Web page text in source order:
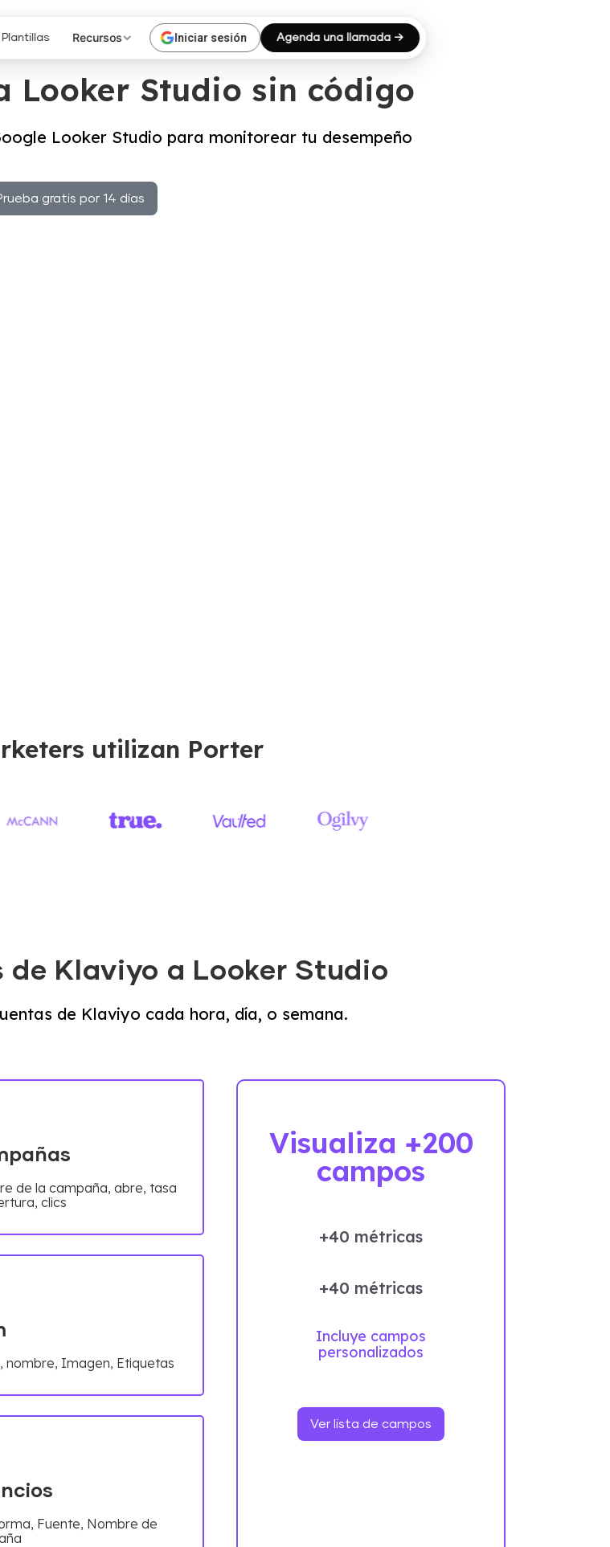
Plantillas Recursos Iniciar sesión Agenda una llamada →
Looker Studio sin código
Looker Studio para monitorear tu desempeño
gratis por 14 días
utilizan Porter
de Klaviyo a Looker Studio
de Klaviyo cada hora, día, o semana.
de la campaña, abre, tasa
clics
nombre, Imagen, Etiquetas
Fuente, Nombre de
Visualiza +200
campos
+40 métricas
+40 métricas
Incluye campos
personalizados
Ver lista de campos